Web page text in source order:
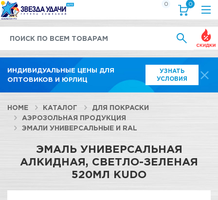
ИНДИВИДУАЛЬНЫЕ ЦЕНЫ ДЛЯ
ОПТОВИКОВ И ЮРЛИЦ
УЗНАТЬ
УСЛОВИЯ
0 0
HOME КАТАЛОГ
ДЛЯ ПОКРАСКИ
АЭРОЗОЛЬНАЯ ПРОДУКЦИЯ
ЭМАЛИ УНИВЕРСАЛЬНЫЕ И RAL
ЭМАЛЬ УНИВЕРСАЛЬНАЯ
АЛКИДНАЯ, СВЕТЛО-ЗЕЛЕНАЯ
520МЛ KUDO